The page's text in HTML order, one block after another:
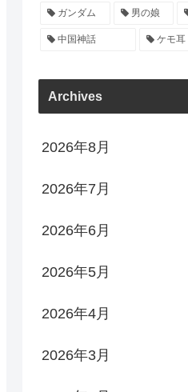
ガンダム 男の娘
中国神話 ケモ耳
Archives
2026年8月
2026年7月
2026年6月
2026年5月
2026年4月
2026年3月